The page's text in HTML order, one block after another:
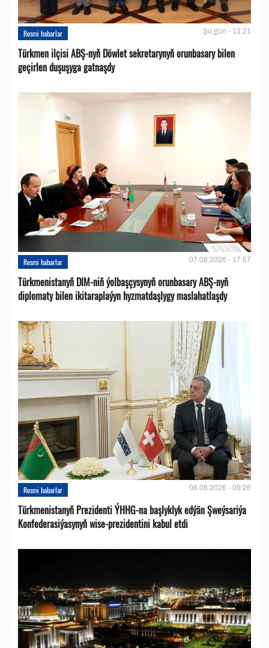
Resmi habarlar Şu gün - 13:21
Türkmen ilçisi ABŞ-nyň Döwlet sekretarynyň orunbasary bilen
geçirlen duşuşyga gatnaşdy
Resmi habarlar 07.08.2026 - 17:57
Türkmenistanyň DIM-niň ýolbaşçysynyň orunbasary ABŞ-nyň
diplomaty bilen ikitaraplaýyn hyzmatdaşlygy maslahatlaşdy
Resmi habarlar 06.08.2026 - 09:26
Türkmenistanyň Prezidenti ÝHHG-na başlyklyk edýän Şweýsariýa
Konfederasiýasynyň wise-prezidentini kabul etdi